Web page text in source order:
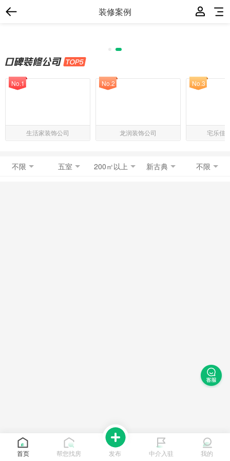
装修案例
生活家装饰公司
No.1
龙润装饰公司
No.2
宅乐佳
No.3
不限 五室 200㎡以上 新古典 不限
首页 帮您找房 发布 中介入驻 我的